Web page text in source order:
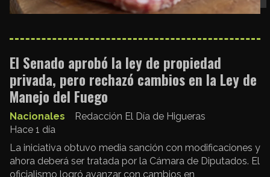
El Senado aprobó la ley de propiedad
privada, pero rechazó cambios en la Ley de
Manejo del Fuego
Redacción El Día de Higueras
Nacionales
Hace 1 día
La iniciativa obtuvo media sanción con modificaciones y
ahora deberá ser tratada por la Cámara de Diputados. El
oficialismo logró avanzar con cambios en